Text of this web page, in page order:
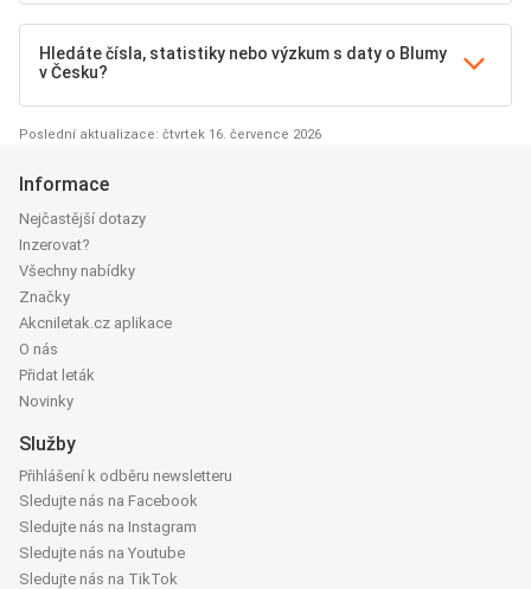
Hledáte čísla, statistiky nebo výzkum s daty o Blumy
v Česku?
Poslední aktualizace: čtvrtek 16. července 2026
Informace
Nejčastější dotazy
Inzerovat?
Všechny nabídky
Značky
Akcniletak.cz aplikace
O nás
Přidat leták
Novinky
Služby
Přihlášení k odběru newsletteru
Sledujte nás na Facebook
Sledujte nás na Instagram
Sledujte nás na Youtube
Sledujte nás na TikTok